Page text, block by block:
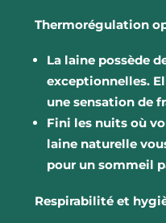
Thermorégulation
La laine possède
exceptionnelles.
une sensation de
Fini les nuits où
laine naturelle
pour un sommeil
Respirabilité et